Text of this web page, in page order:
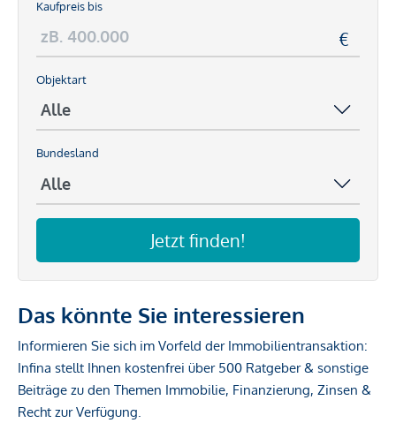
Kaufpreis bis
Objektart
Bundesland
Jetzt finden!
Das könnte Sie interessieren
Informieren Sie sich im Vorfeld der Immobilientransaktion:
Infina stellt Ihnen kostenfrei über 500 Ratgeber & sonstige
Beiträge zu den Themen Immobilie, Finanzierung, Zinsen &
Recht zur Verfügung.